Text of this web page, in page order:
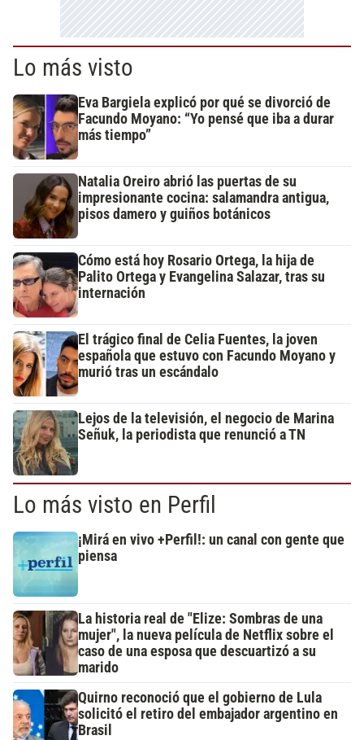
Lo más visto
Eva Bargiela explicó por qué se divorció de
Facundo Moyano: “Yo pensé que iba a durar
más tiempo”
Natalia Oreiro abrió las puertas de su
impresionante cocina: salamandra antigua,
pisos damero y guiños botánicos
Cómo está hoy Rosario Ortega, la hija de
Palito Ortega y Evangelina Salazar, tras su
internación
El trágico final de Celia Fuentes, la joven
española que estuvo con Facundo Moyano y
murió tras un escándalo
Lejos de la televisión, el negocio de Marina
Señuk, la periodista que renunció a TN
Lo más visto en Perfil
¡Mirá en vivo +Perfil!: un canal con gente que
piensa
La historia real de "Elize: Sombras de una
mujer", la nueva película de Netflix sobre el
caso de una esposa que descuartizó a su
marido
Quirno reconoció que el gobierno de Lula
solicitó el retiro del embajador argentino en
Brasil